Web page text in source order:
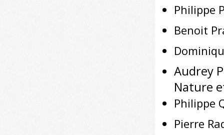
Philippe
Benoit
Audrey
Nature
Philippe
Pierre